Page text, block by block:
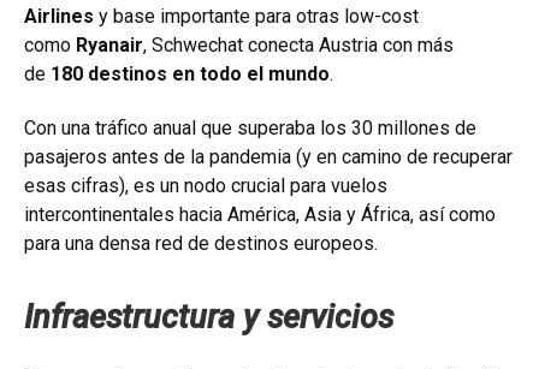
Airlines y base importante para otras low-cost
como Ryanair, Schwechat conecta Austria con más
de 180 destinos en todo el mundo.
Con una tráfico anual que superaba los 30 millones de
pasajeros antes de la pandemia (y en camino de recuperar
esas cifras), es un nodo crucial para vuelos
intercontinentales hacia América, Asia y África, así como
para una densa red de destinos europeos.
Infraestructura y servicios